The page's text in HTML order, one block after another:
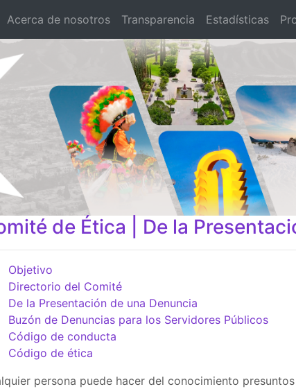
Acerca de nosotros Transparencia Estadísticas
de Ética | De la
Objetivo
Directorio del Comité
De la Presentación de una Denuncia
Buzón de Denuncias para los Servidores Públicos
Código de conducta
Código de ética
persona puede hacer del conocimiento